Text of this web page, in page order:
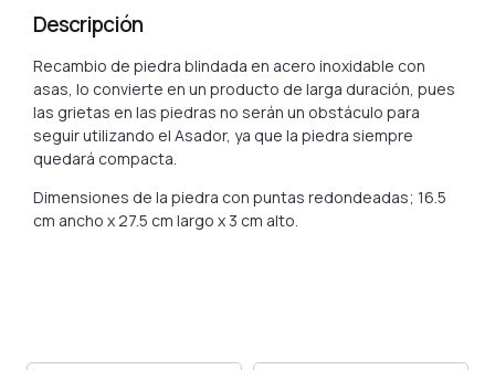
Descripción
Recambio de piedra blindada en acero inoxidable con
asas, lo convierte en un producto de larga duración, pues
las grietas en las piedras no serán un obstáculo para
seguir utilizando el Asador, ya que la piedra siempre
quedará compacta.
Dimensiones de la piedra con puntas redondeadas; 16.5
cm ancho x 27.5 cm largo x 3 cm alto.